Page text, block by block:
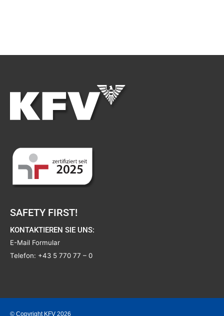
SAFETY FIRST!
KONTAKTIEREN SIE UNS:
E-Mail Formular
Telefon: +43 5 770 77 – 0
© Copyright KFV 2026